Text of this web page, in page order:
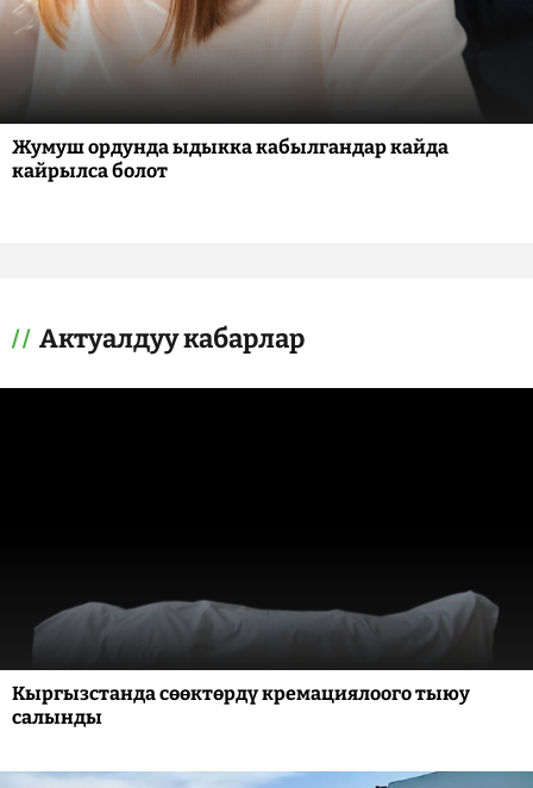
Жумуш ордунда ыдыкка кабылгандар кайда
кайрылса болот
Актуалдуу кабарлар
Кыргызстанда сөөктөрдү кремациялоого тыюу
салынды